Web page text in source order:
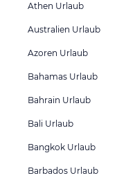
Athen Urlaub
Australien Urlaub
Azoren Urlaub
Bahamas Urlaub
Bahrain Urlaub
Bali Urlaub
Bangkok Urlaub
Barbados Urlaub